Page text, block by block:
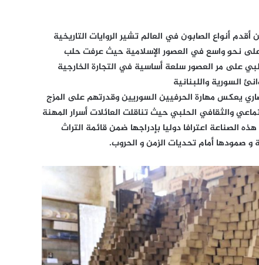
أنواع الصابون في العالم تشير الروايات التاريخية
على نحوٍ واسع في العصور الإسلامية حيث عرفت حلب
على مر العصور سلعة أساسية في التجارة الخارجية
السورية واللبنانية
يعكس مهارة الحرفيين السوريين وقدرتهم على المزج
والثقافي الحلبي حيث تناقلت العائلات أسرار المهنة
الصناعة اعترافا دوليا بإدراجها ضمن قائمة التراث
و صمودها أمام تحديات الزمن و الحروب.